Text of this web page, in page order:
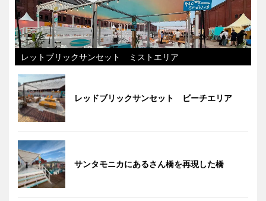
レットブリックサンセット ミストエリア
レッドブリックサンセット ビーチエリア
サンタモニカにあるさん橋を再現した橋